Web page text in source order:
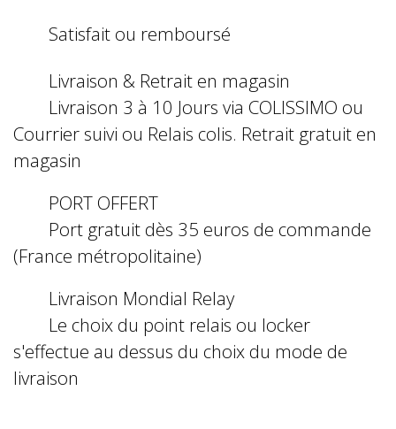
Satisfait ou remboursé
Livraison & Retrait en magasin
Livraison 3 à 10 Jours via COLISSIMO ou
Courrier suivi ou Relais colis. Retrait gratuit en
magasin
PORT OFFERT
Port gratuit dès 35 euros de commande
(France métropolitaine)
Livraison Mondial Relay
Le choix du point relais ou locker
s'effectue au dessus du choix du mode de
livraison